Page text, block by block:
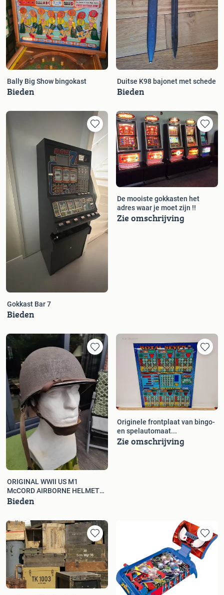
Bally Big Show bingokast
Bieden
Duitse K98 bajonet met schede
Bieden
Gokkast Bar 7
Bieden
De mooiste gokkasten het
adres waar je moet zijn !!
Zie omschrijving
ORIGINAL WWII US M1
McCORD AIRBORNE HELMET
SET 1943
Bieden
Originele frontplaat van bingo-
en spelautomaat...
Zie omschrijving